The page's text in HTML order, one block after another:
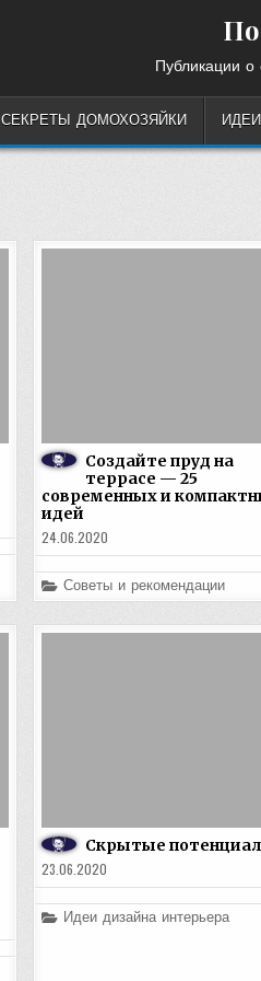
Публикации о
СЕКРЕТЫ ДОМОХОЗЯЙКИ
Создайте пруд на
террасе — 25
современных и
идей
24.06.2020
Posted
in
Советы и рекомендации
Скрытые
23.06.2020
Posted
in
Идеи дизайна интерьера